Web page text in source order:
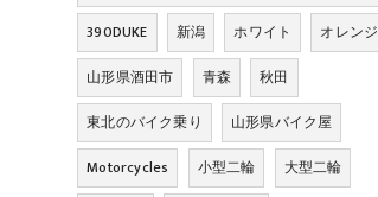
390DUKE
新潟 ホワイト
オレンジ
山形県酒田市
青森
秋田
東北のバイク乗り
山形県バイク屋
Motorcycles
小型二輪
大型二輪